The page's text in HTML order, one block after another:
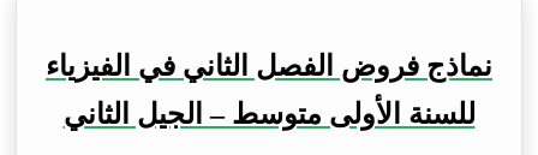
نماذج فروض الفصل الثاني في الفيزياء
للسنة الأولى متوسط – الجيل الثاني